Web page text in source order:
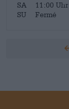
SA
11:00
SU
Fermé